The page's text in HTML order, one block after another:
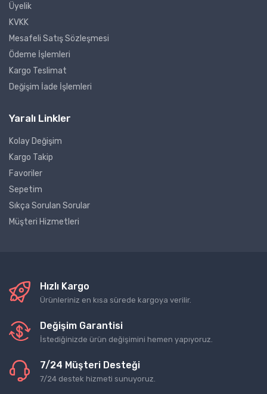
Üyelik
KVKK
Mesafeli Satış Sözleşmesi
Ödeme İşlemleri
Kargo Teslimat
Değişim İade İşlemleri
Yaralı Linkler
Kolay Değişim
Kargo Takip
Favoriler
Sepetim
Sıkça Sorulan Sorular
Müşteri Hizmetleri
Hızlı Kargo
Ürünleriniz en kısa sürede kargoya verilir.
Değişim Garantisi
İstediğinizde ürün değişimini hemen yapıyoruz.
7/24 Müşteri Desteği
7/24 destek hizmeti sunuyoruz.